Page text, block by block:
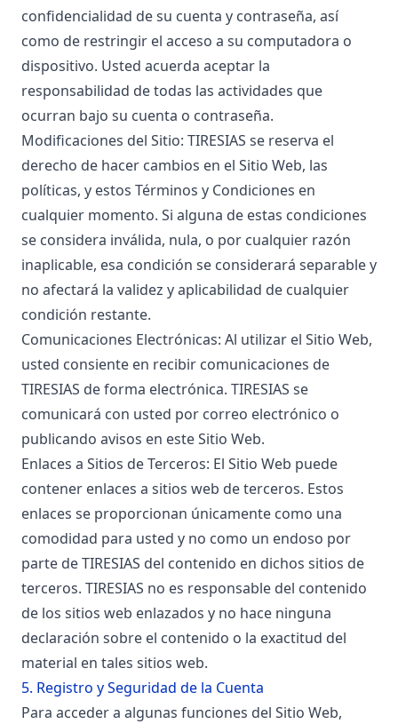
confidencialidad de su cuenta y contraseña, así
como de restringir el acceso a su computadora o
dispositivo. Usted acuerda aceptar la
responsabilidad de todas las actividades que
ocurran bajo su cuenta o contraseña.
Modificaciones del Sitio: TIRESIAS se reserva el
derecho de hacer cambios en el Sitio Web, las
políticas, y estos Términos y Condiciones en
cualquier momento. Si alguna de estas condiciones
se considera inválida, nula, o por cualquier razón
inaplicable, esa condición se considerará separable y
no afectará la validez y aplicabilidad de cualquier
condición restante.
Comunicaciones Electrónicas: Al utilizar el Sitio Web,
usted consiente en recibir comunicaciones de
TIRESIAS de forma electrónica. TIRESIAS se
comunicará con usted por correo electrónico o
publicando avisos en este Sitio Web.
Enlaces a Sitios de Terceros: El Sitio Web puede
contener enlaces a sitios web de terceros. Estos
enlaces se proporcionan únicamente como una
comodidad para usted y no como un endoso por
parte de TIRESIAS del contenido en dichos sitios de
terceros. TIRESIAS no es responsable del contenido
de los sitios web enlazados y no hace ninguna
declaración sobre el contenido o la exactitud del
material en tales sitios web.
5. Registro y Seguridad de la Cuenta
Para acceder a algunas funciones del Sitio Web,